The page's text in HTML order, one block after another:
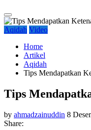
Aqidah Video
Home
Artikel
Aqidah
Tips Mendapatkan
Tips
by ahmadzainuddin 8
Share: